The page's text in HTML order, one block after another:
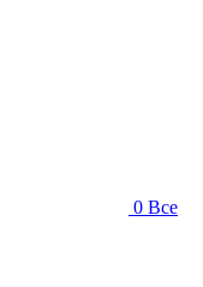
0 Все